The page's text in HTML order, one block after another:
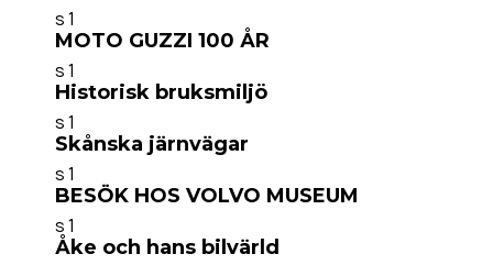
s 1
MOTO GUZZI 100 ÅR
s 1
Historisk bruksmiljö
s 1
Skånska järnvägar
s 1
BESÖK HOS VOLVO MUSEUM
s 1
Åke och hans bilvärld